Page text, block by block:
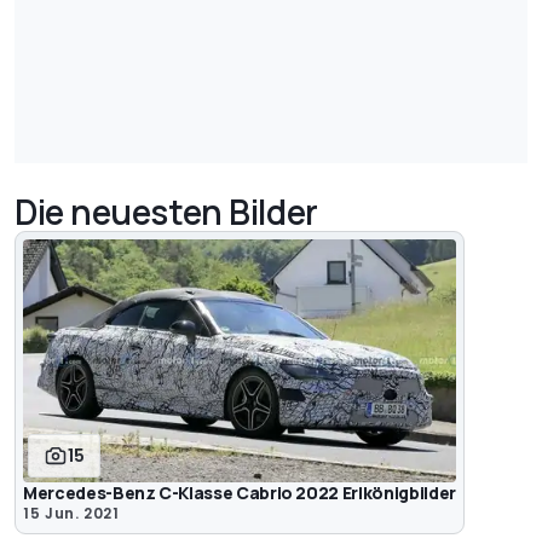
Die neuesten Bilder
15
Mercedes-Benz C-Klasse Cabrio 2022 Erlkönigbilder
15 Jun. 2021